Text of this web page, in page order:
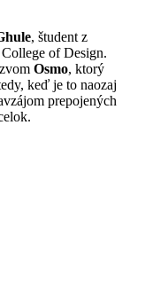
, študent z
of Design.
Osmo, ktorý
keď je to naozaj
prepojených